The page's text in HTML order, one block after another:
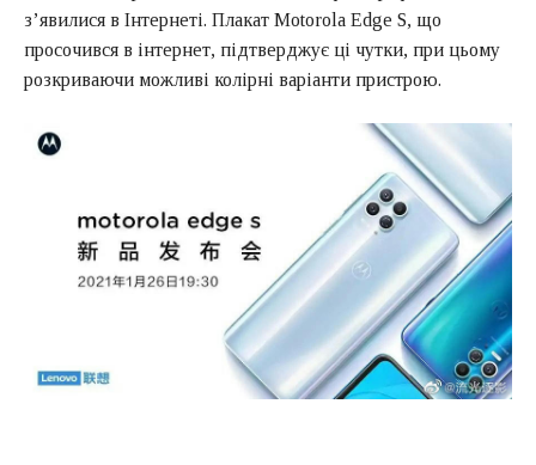
з’явилися в Інтернеті. Плакат Motorola Edge S, що
просочився в інтернет, підтверджує ці чутки, при цьому
розкриваючи можливі колірні варіанти пристрою.